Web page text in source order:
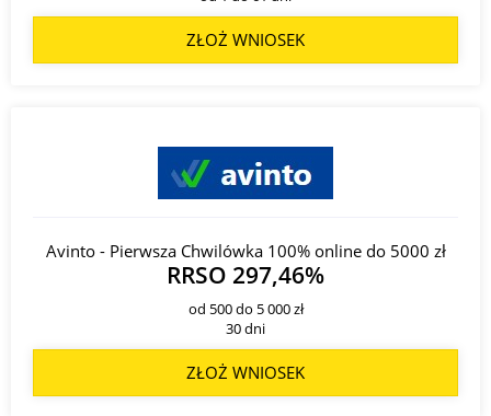
ZŁOŻ WNIOSEK
Avinto - Pierwsza Chwilówka 100% online do 5000 zł
RRSO 297,46%
od 500 do 5 000 zł
30 dni
ZŁOŻ WNIOSEK